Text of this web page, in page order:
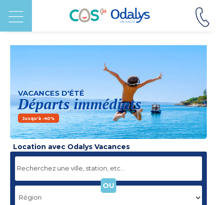
VACANCES D'ÉTÉ
Départs immédiats
Jusqu'à -40%
Location avec Odalys Vacances
OU